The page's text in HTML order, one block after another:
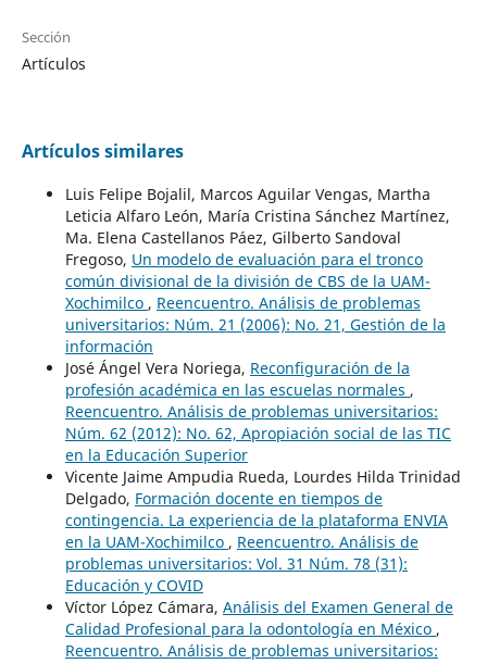
Sección
Artículos
Artículos similares
Luis Felipe Bojalil, Marcos Aguilar Vengas, Martha
Leticia Alfaro León, María Cristina Sánchez Martínez,
Ma. Elena Castellanos Páez, Gilberto Sandoval
Fregoso, Un modelo de evaluación para el tronco
común divisional de la división de CBS de la UAM-
Xochimilco , Reencuentro. Análisis de problemas
universitarios: Núm. 21 (2006): No. 21, Gestión de la
información
José Ángel Vera Noriega, Reconfiguración de la
profesión académica en las escuelas normales ,
Reencuentro. Análisis de problemas universitarios:
Núm. 62 (2012): No. 62, Apropiación social de las TIC
en la Educación Superior
Vicente Jaime Ampudia Rueda, Lourdes Hilda Trinidad
Delgado, Formación docente en tiempos de
contingencia. La experiencia de la plataforma ENVIA
en la UAM-Xochimilco , Reencuentro. Análisis de
problemas universitarios: Vol. 31 Núm. 78 (31):
Educación y COVID
Víctor López Cámara, Análisis del Examen General de
Calidad Profesional para la odontología en México ,
Reencuentro. Análisis de problemas universitarios: